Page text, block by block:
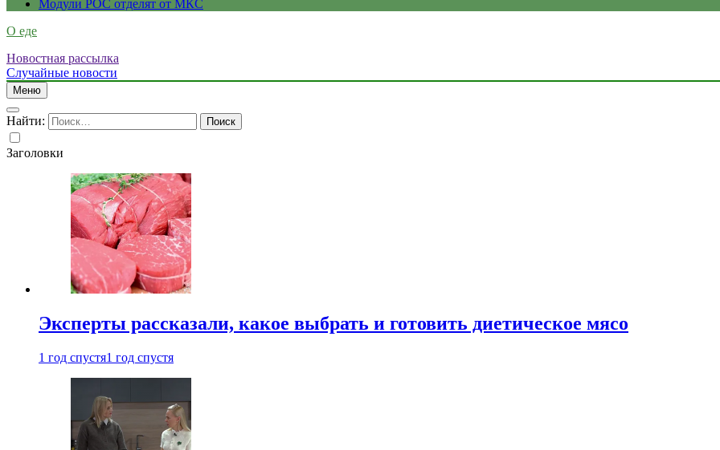
Модули РОС отделят от МКС
О еде
Новостная рассылка
Случайные новости
Меню
Найти:
Заголовки
Эксперты рассказали, какое выбрать и готовить диетическое мясо
1 год спустя1 год спустя